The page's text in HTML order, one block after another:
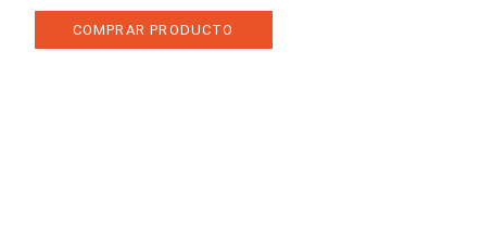
COMPRAR PRODUCTO